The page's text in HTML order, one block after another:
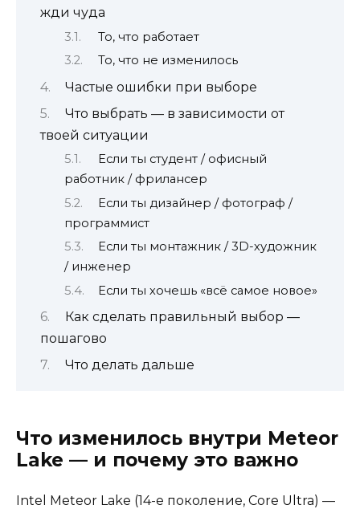
жди чуда
То, что работает
То, что не изменилось
Частые ошибки при выборе
Что выбрать — в зависимости от
твоей ситуации
Если ты студент / офисный
работник / фрилансер
Если ты дизайнер / фотограф /
программист
Если ты монтажник / 3D-художник
/ инженер
Если ты хочешь «всё самое новое»
Как сделать правильный выбор —
пошагово
Что делать дальше
Что изменилось внутри Meteor
Lake — и почему это важно
Intel Meteor Lake (14-е поколение, Core Ultra) —